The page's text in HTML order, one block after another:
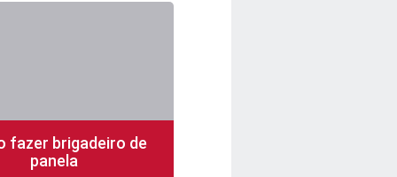
fazer brigadeiro de
panela
20 porções